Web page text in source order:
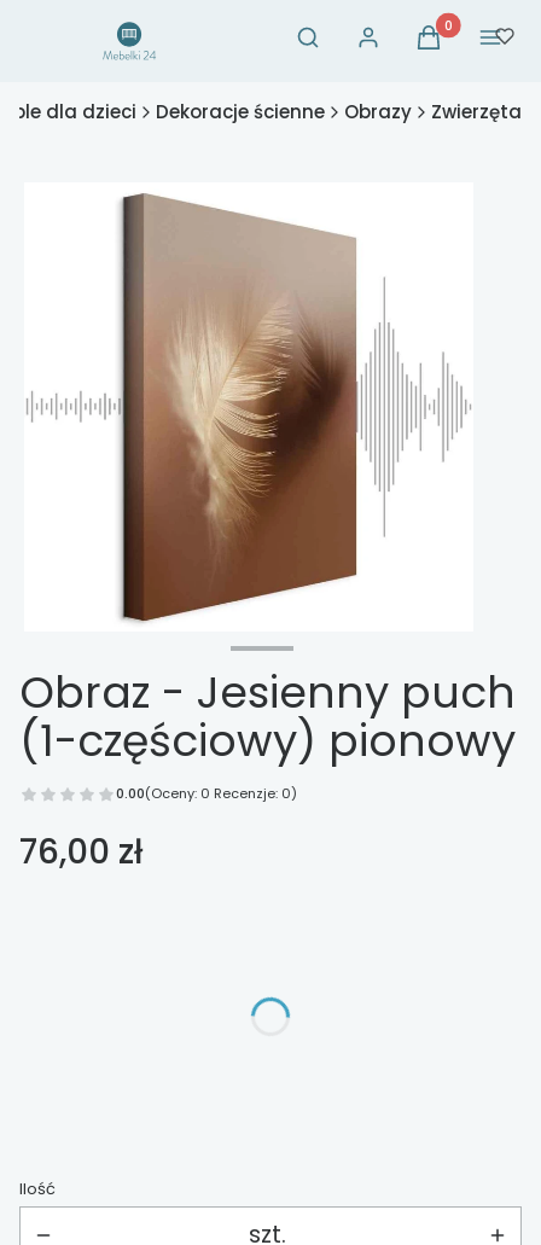
Otwórz wyszukiwarkę
Szukaj Zaloguj sięProdukty w
Koszyk Menu
dla dzieci Dekoracje ścienne Obrazy Zwierzęta
Obraz - Jesienny puch
(1-częściowy) pionowy
0.00(Oceny: 0 Recenzje: 0)
Cena
76,00 zł
Ilość
szt.